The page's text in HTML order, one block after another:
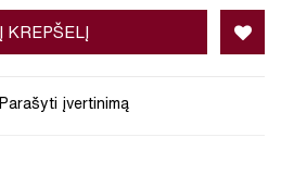
Į KREPŠELĮ
Parašyti įvertinimą